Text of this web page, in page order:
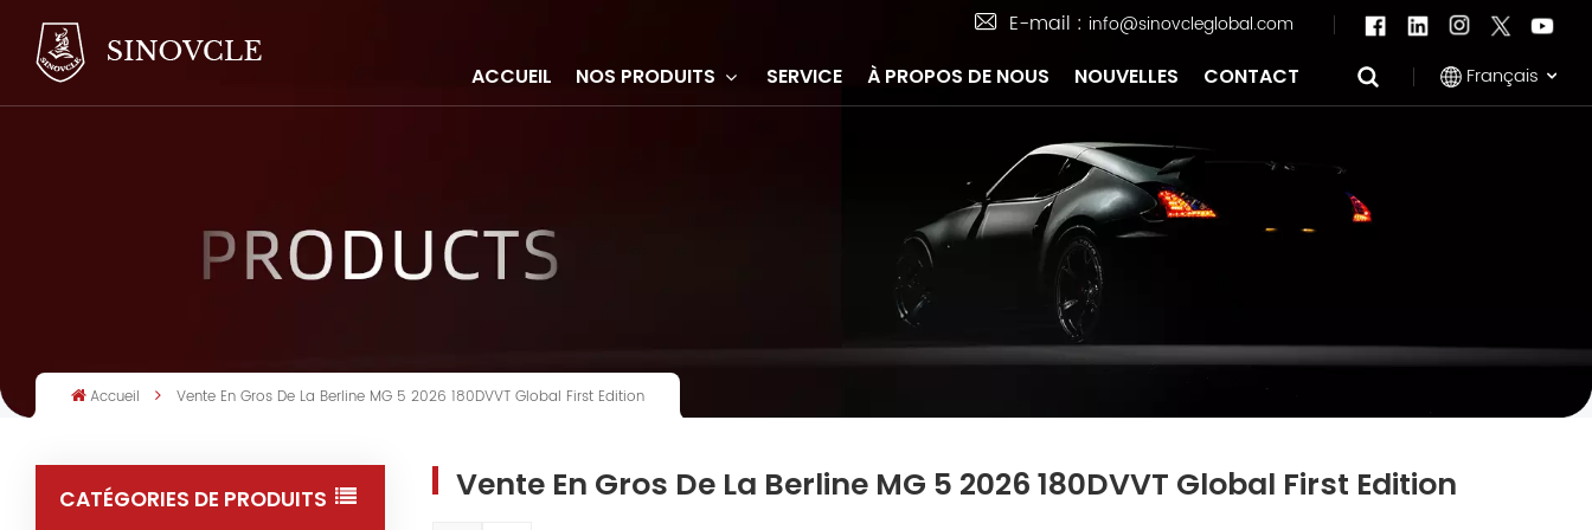
E-mail : info@sinovcleglobal.com
ACCUEIL
NOS PRODUITS SERVICE À PROPOS DE NOUS NOUVELLES CONTACT Français
العربية
中文
Accueil Vente En Gros De La Berline MG 5 2026 180DVVT Global First Edition
CATÉGORIES DE PRODUITS Vente En Gros De La Berline MG 5 2026 180DVVT Global First Edition